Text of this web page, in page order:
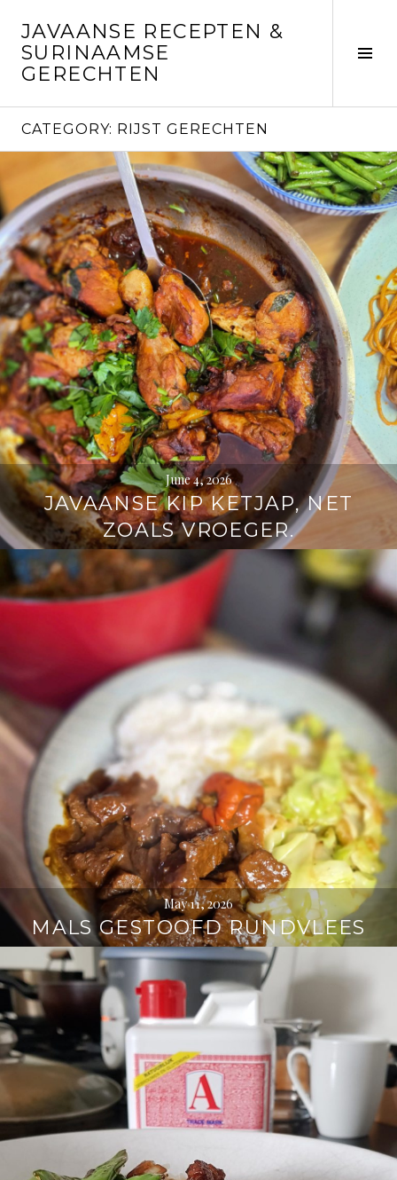
content
JAVAANSE RECEPTEN &
SURINAAMSE
GERECHTEN
CATEGORY: RIJST GERECHTEN
June 4, 2026
JAVAANSE KIP KETJAP, NET
ZOALS VROEGER.
May 11, 2026
MALS GESTOOFD RUNDVLEES